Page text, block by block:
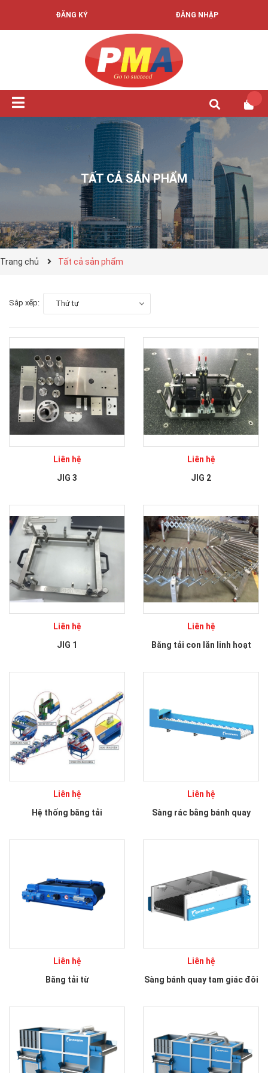
ĐĂNG KÝ ĐĂNG NHẬP
TẤT CẢ SẢN PHẨM
Trang chủ Tất cả sản phẩm
Sắp xếp: Thứ tự
Liên hệ
JIG 3
Liên hệ
JIG 2
Liên hệ
JIG 1
Liên hệ
Băng tải con lăn linh hoạt
Liên hệ
Hệ thống băng tải
Liên hệ
Sàng rác bằng bánh quay
Liên hệ
Băng tải từ
Liên hệ
Sàng bánh quay tam giác đôi